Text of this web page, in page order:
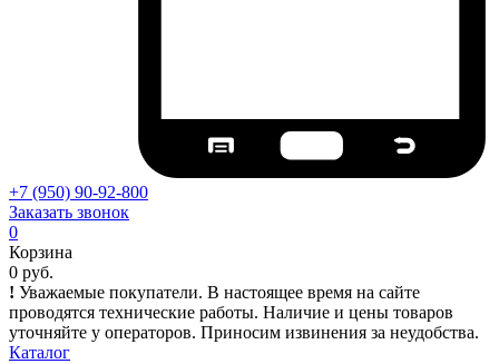
+7 (950) 90-92-800
Заказать звонок
0
Корзина
0 руб.
! Уважаемые покупатели. В настоящее время на сайте
проводятся технические работы. Наличие и цены товаров
уточняйте у операторов. Приносим извинения за неудобства.
Каталог